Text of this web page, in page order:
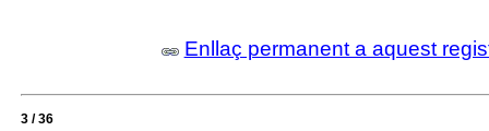
Enllaç permanent a aquest
3 / 36